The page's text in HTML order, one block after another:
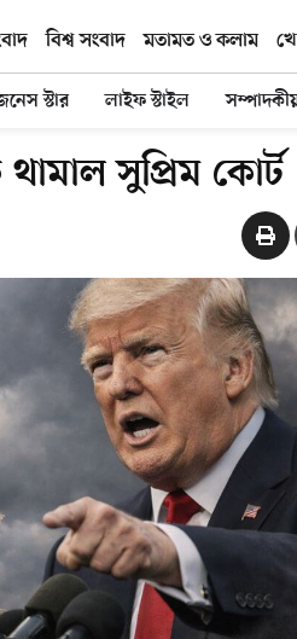
বিশ্ব সংবাদ মতামত ও কলাম
স্টার লাইফ স্টাইল
সুপ্রিম কোর্ট